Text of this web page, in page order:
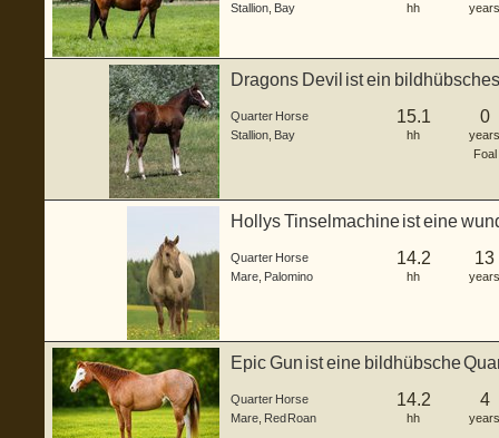
Stallion Bay hh years
Dragons Devil ist ein
Quarter Horse
Stallion Bay
15.1
hh
0
years
Foal
Hollys Tinselmachine ist eine
Quarter Horse
Mare Palomino
14.2
hh
13
years
Epic Gun ist eine bildhübsche
Quarter Horse
Mare Red Roan
14.2
hh
4
years